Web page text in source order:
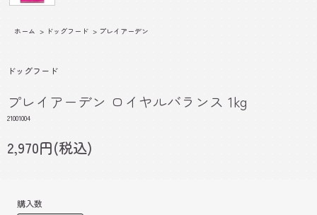
ホーム > ドッグフード > プレイアーデン
ドッグフード
プレイアーデン ロイヤルバランス 1kg
21001004
2,970円(税込)
購入数